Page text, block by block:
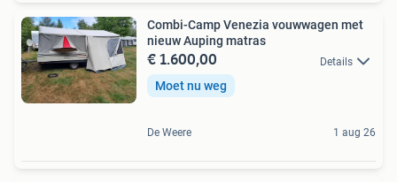
Combi-Camp Venezia vouwwagen met
nieuw Auping matras
€ 1.600,00 Details
Moet nu weg
De Weere 1 aug 26